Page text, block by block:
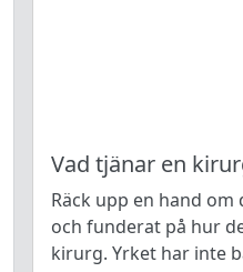
Vad tjänar en
Räck upp en hand
och funderat på hur
kirurg. Yrket har inte